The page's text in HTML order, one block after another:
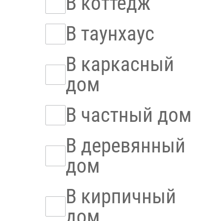
В таунхаус
В каркасный
дом
В частный дом
В деревянный
дом
В кирпичный